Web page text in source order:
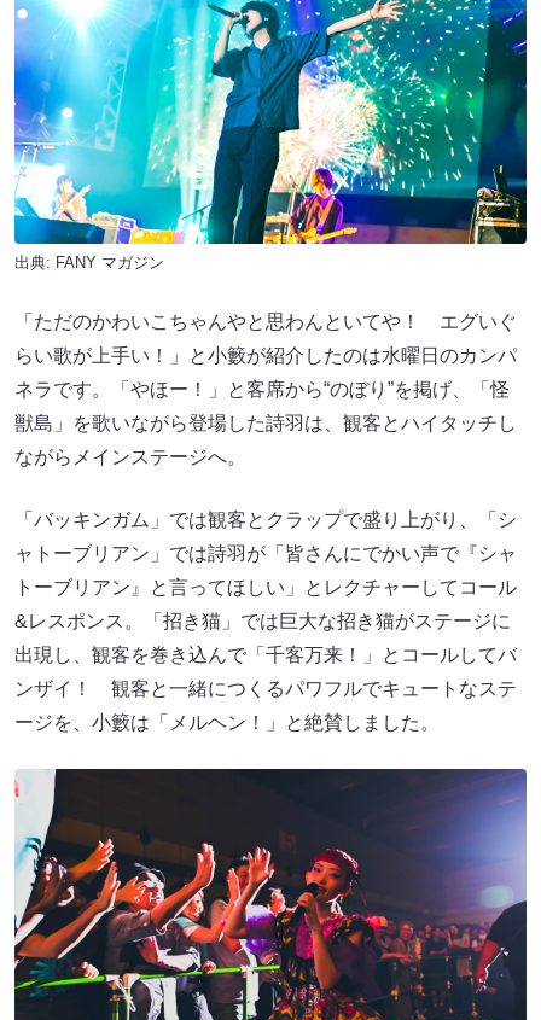
出典: FANY マガジン
「ただのかわいこちゃんやと思わんといてや！ エグいぐ
らい歌が上手い！」と小籔が紹介したのは水曜日のカンパ
ネラです。「やほー！」と客席から“のぼり”を掲げ、「怪
獣島」を歌いながら登場した詩羽は、観客とハイタッチし
ながらメインステージへ。
「バッキンガム」では観客とクラップで盛り上がり、「シ
ャトーブリアン」では詩羽が「皆さんにでかい声で『シャ
トーブリアン』と言ってほしい」とレクチャーしてコール
&レスポンス。「招き猫」では巨大な招き猫がステージに
出現し、観客を巻き込んで「千客万来！」とコールしてバ
ンザイ！ 観客と一緒につくるパワフルでキュートなステ
ージを、小籔は「メルヘン！」と絶賛しました。